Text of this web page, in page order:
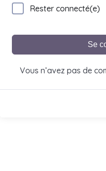
Rester connecté(e)
Se
Vous n’avez pas de